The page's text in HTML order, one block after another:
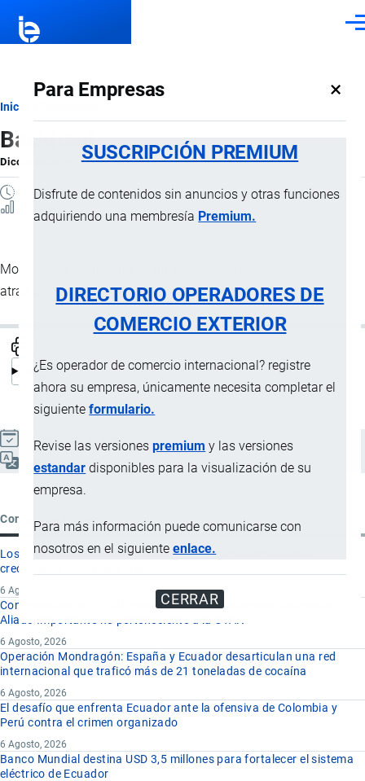
Para Empresas ×
SUSCRIPCIÓN PREMIUM
Disfrute de contenidos sin anuncios y otras funciones
adquiriendo una membresía Premium.
DIRECTORIO OPERADORES DE
COMERCIO EXTERIOR
¿Es operador de comercio internacional? registre
ahora su empresa, únicamente necesita completar el
siguienteformulario.
Revise las versionespremium y las versiones
estandar disponibles para la visualización de su
empresa.
Para más información puede comunicarse con
nosotros en el siguienteenlace.
CERRAR
Ruta
de
navegación
Inicio
Backhaul
Diccionario porImportaciones …, 8 Septiembre, 2024
1 MINUTO
Movimiento del retorno de un vehículo de su destino hacia
atrás a su punto de origen con una carga útil.
Actualizado el 8 Septiembre, 2024
Español
Contenido reciente
Los 8 proyectos mineros más importantes que impulsan el
crecimiento de la minería en Ecuador
6 Agosto, 2026
Congresistas de EE. UU. proponen que Ecuador sea designado
Aliado Importante no perteneciente a la OTAN
6 Agosto, 2026
Operación Mondragón: España y Ecuador desarticulan una red
internacional que traficó más de 21 toneladas de cocaína
6 Agosto, 2026
El desafío que enfrenta Ecuador ante la ofensiva de Colombia y
Perú contra el crimen organizado
6 Agosto, 2026
Banco Mundial destina USD 3,5 millones para fortalecer el sistema
eléctrico de Ecuador